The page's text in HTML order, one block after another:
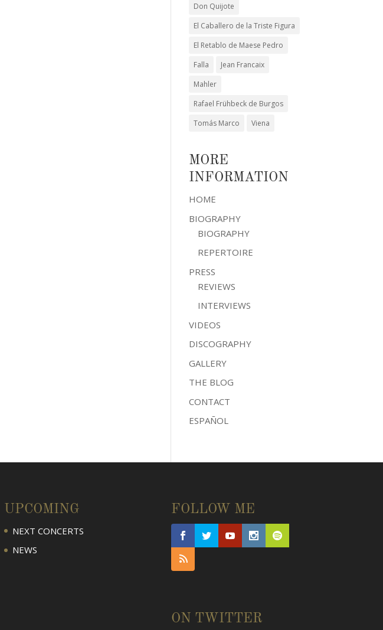
Don Quijote
El Caballero de la Triste Figura
El Retablo de Maese Pedro
Falla
Jean Francaix
Mahler
Rafael Frühbeck de Burgos
Tomás Marco
Viena
MORE
INFORMATION
HOME
BIOGRAPHY
BIOGRAPHY
REPERTOIRE
PRESS
REVIEWS
INTERVIEWS
VIDEOS
DISCOGRAPHY
GALLERY
THE BLOG
CONTACT
ESPAÑOL
UPCOMING
NEXT CONCERTS
NEWS
FOLLOW ME
ON TWITTER